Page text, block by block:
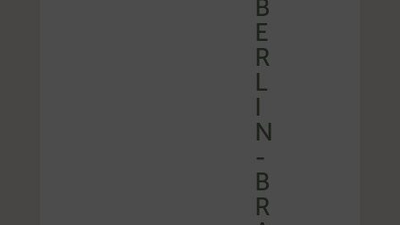
B
E
R
L
I
N
-
B
R